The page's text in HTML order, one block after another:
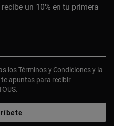
un 10% en tu primera
losTérminos y Condicionesy la
te apuntas para recibir